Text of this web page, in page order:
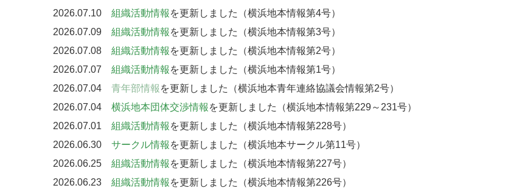
2026.07.10 組織活動情報 を更新しました（横浜地本情報第4号）
2026.07.09 組織活動情報 を更新しました（横浜地本情報第3号）
2026.07.08 組織活動情報 を更新しました（横浜地本情報第2号）
2026.07.07 組織活動情報 を更新しました（横浜地本情報第1号）
2026.07.04 青年部情報 を更新しました（横浜地本青年連絡協議会情報第2号）
2026.07.04 横浜地本団体交渉情報 を更新しました（横浜地本情報第229～231号）
2026.07.01 組織活動情報 を更新しました（横浜地本情報第228号）
2026.06.30 サークル情報 を更新しました（横浜地本サークル第11号）
2026.06.25 組織活動情報 を更新しました（横浜地本情報第227号）
2026.06.23 組織活動情報 を更新しました（横浜地本情報第226号）